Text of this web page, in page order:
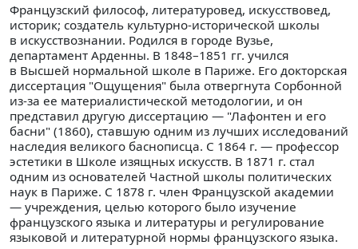
Французский философ, литературовед, искусствовед,
историк; создатель культурно-исторической школы
в искусствознании. Родился в городе Вузье,
департамент Арденны. В 1848–1851 гг. учился
в Высшей нормальной школе в Париже. Его докторская
диссертация "Ощущения" была отвергнута Сорбонной
из-за ее материалистической методологии, и он
представил другую диссертацию — "Лафонтен и его
басни" (1860), ставшую одним из лучших исследований
наследия великого баснописца. С 1864 г. — профессор
эстетики в Школе изящных искусств. В 1871 г. стал
одним из основателей Частной школы политических
наук в Париже. С 1878 г. член Французской академии
— учреждения, целью которого было изучение
французского языка и литературы и регулирование
языковой и литературной нормы французского языка.